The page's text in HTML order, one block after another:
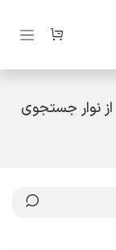
از نوار جستجوی